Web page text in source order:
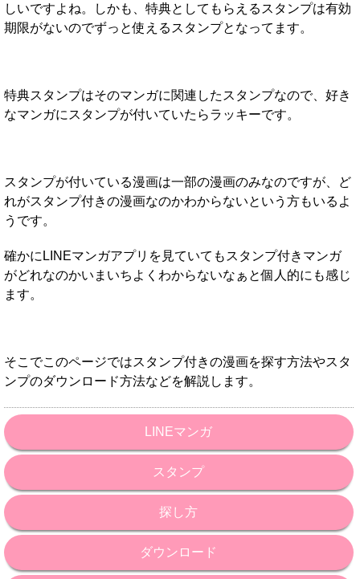
しいですよね。しかも、特典としてもらえるスタンプは有効
期限がないのでずっと使えるスタンプとなってます。
特典スタンプはそのマンガに関連したスタンプなので、好き
なマンガにスタンプが付いていたらラッキーです。
スタンプが付いている漫画は一部の漫画のみなのですが、ど
れがスタンプ付きの漫画なのかわからないという方もいるよ
うです。
確かにLINEマンガアプリを見ていてもスタンプ付きマンガ
がどれなのかいまいちよくわからないなぁと個人的にも感じ
ます。
そこでこのページではスタンプ付きの漫画を探す方法やスタ
ンプのダウンロード方法などを解説します。
LINEマンガ
スタンプ
探し方
ダウンロード